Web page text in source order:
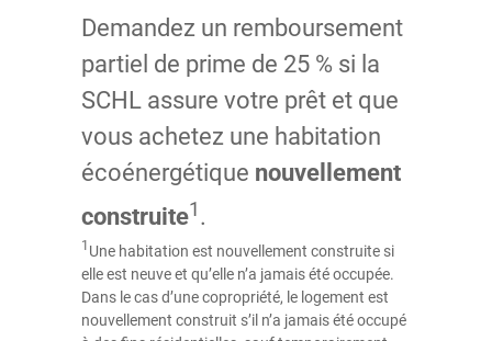
Demandez un remboursement
partiel de prime de 25 % si la
SCHL assure votre prêt et que
vous achetez une habitation
écoénergétique nouvellement
construite1.
1 Une habitation est nouvellement construite si
elle est neuve et qu’elle n’a jamais été occupée.
Dans le cas d’une copropriété, le logement est
nouvellement construit s’il n’a jamais été occupé